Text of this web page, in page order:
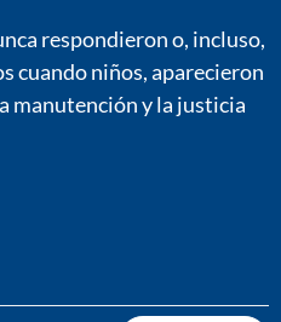
respondieron o, incluso,
cuando niños, aparecieron
manutención y la justicia